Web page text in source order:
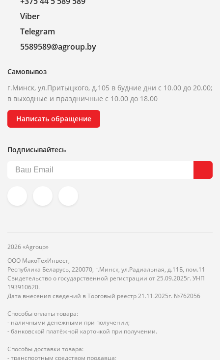
Viber
Telegram
5589589@agroup.by
Самовывоз
г.Минск, ул.Притыцкого, д.105 в будние дни с 10.00 до 20.00;
в выходные и праздничные с 10.00 до 18.00
Написать обращение
Подписывайтесь
2026 «Agroup»
ООО МакоТехИнвест,
Республика Беларусь, 220070, г.Минск, ул.Радиальная, д.11Б, пом.11
Свидетельство о государственной регистрации от 25.09.2025г. УНП
193910620.
Дата внесения сведений в Торговый реестр 21.11.2025г. №762056
Способы оплаты товара:
- наличными денежными при получении;
- банковской платёжной карточкой при получении.
Способы доставки товара:
- транспортным средством продавца;